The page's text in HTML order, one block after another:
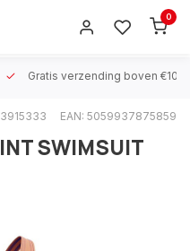
0
Gratis verzending boven €100
EAN: 5059937875859
SWIMSUIT